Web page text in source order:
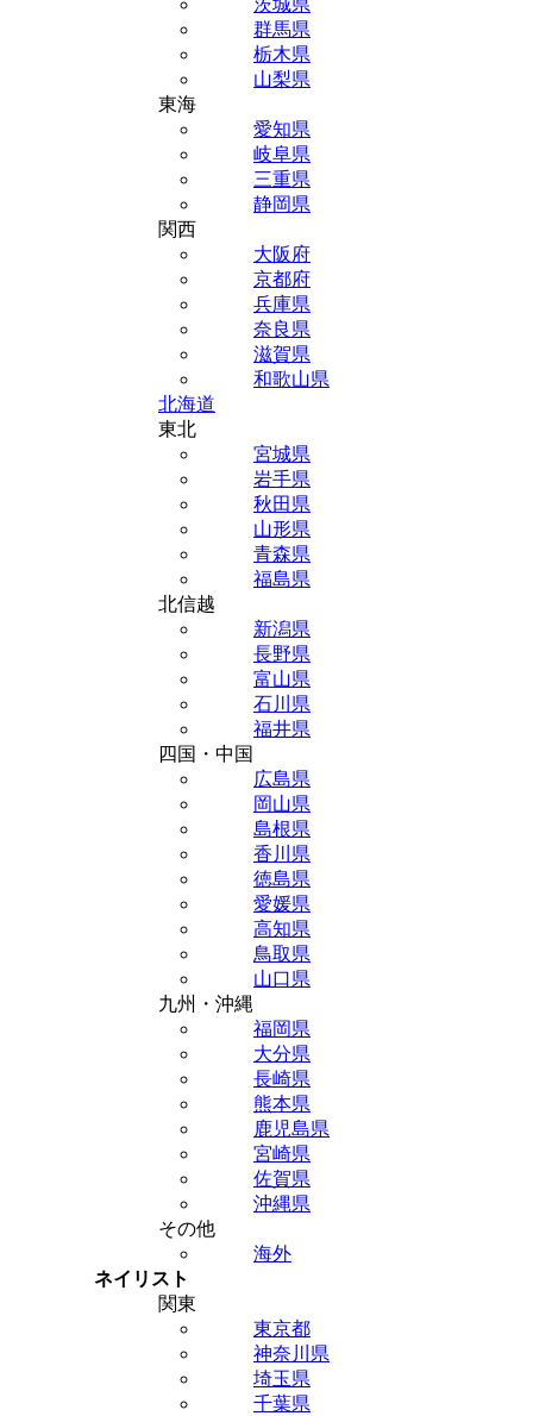
茨城県
群馬県
栃木県
山梨県
東海
愛知県
岐阜県
三重県
静岡県
関西
大阪府
京都府
兵庫県
奈良県
滋賀県
和歌山県
北海道
東北
宮城県
岩手県
秋田県
山形県
青森県
福島県
北信越
新潟県
長野県
富山県
石川県
福井県
四国・中国
広島県
岡山県
島根県
香川県
徳島県
愛媛県
高知県
鳥取県
山口県
九州・沖縄
福岡県
大分県
長崎県
熊本県
鹿児島県
宮崎県
佐賀県
沖縄県
その他
海外
ネイリスト
関東
東京都
神奈川県
埼玉県
千葉県